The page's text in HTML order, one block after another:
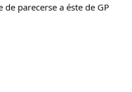
parecerse a éste de GP